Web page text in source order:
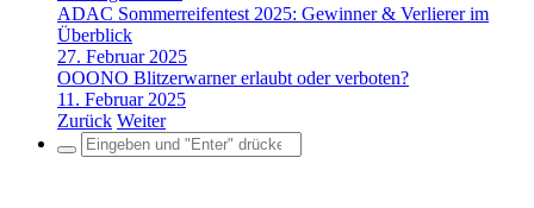
ADAC Sommerreifentest 2025: Gewinner & Verlierer im
Überblick
27. Februar 2025
OOONO Blitzerwarner erlaubt oder verboten?
11. Februar 2025
Zurück Weiter
Search
for: